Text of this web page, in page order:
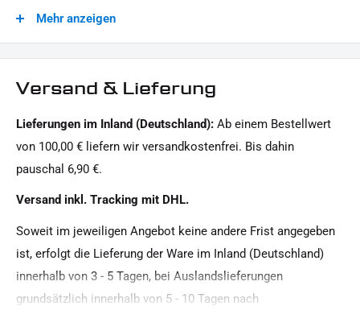
Motorradmarke:
Oberfläche:
Pulverbeschichtet
Seitlicher Kennzeichenhalter ohne TÜV
Strassenzulassung:
Zulassung per Einzelabnahme, ohne ABE / TGA
Mehr anzeigen
Versand & Lieferung
Lieferungen im Inland (Deutschland): Ab einem Bestellwert
von 100,00 € liefern wir versandkostenfrei. Bis dahin
pauschal 6,90 €.
Versand inkl. Tracking mit DHL.
Soweit im jeweiligen Angebot keine andere Frist angegeben
ist, erfolgt die Lieferung der Ware im Inland (Deutschland)
innerhalb von 3 - 5 Tagen, bei Auslandslieferungen
grundsätzlich innerhalb von 5 - 10 Tagen nach